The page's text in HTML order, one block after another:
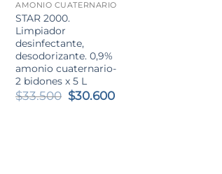
AMONIO CUATERNARIO
STAR 2000.
Limpiador
desinfectante,
desodorizante. 0,9%
amonio cuaternario-
2 bidones x 5 L
$33.500 El
$30.600El